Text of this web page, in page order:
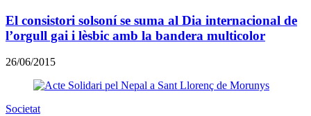
El consistori solsoní se suma al Dia internacional de
l’orgull gai i lèsbic amb la bandera multicolor
26/06/2015
Societat